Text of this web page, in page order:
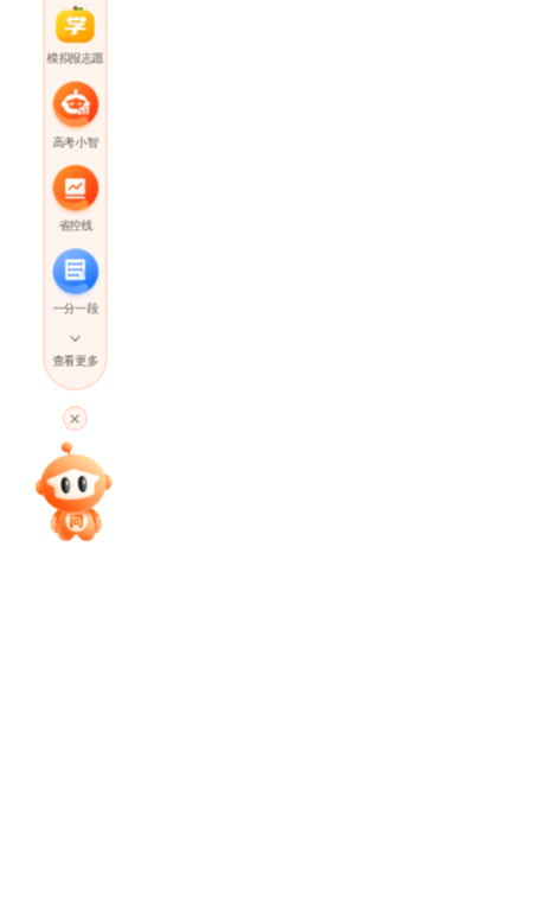
模拟报志愿
高考小智
省控线
一分一段
高考直播
专家指导课
查看更多